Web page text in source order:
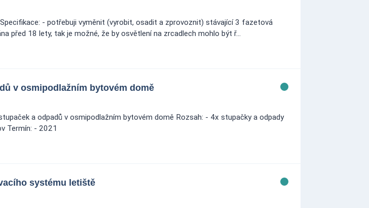
- potřebuji vyměnit (vyrobit, osadit a zprovoznit) stávající 3 fazetová
před 18 lety, tak je možné, že by osvětlení na zrcadlech mohlo být ř...
v osmipodlažním bytovém domě
a odpadů v osmipodlažním bytovém domě Rozsah: - 4x stupačky a odpady
Termín: - 2021
systému letiště